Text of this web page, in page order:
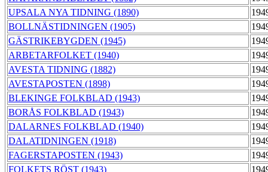
UPSALA NYA TIDNING (1890)
BOLLNÄSTIDNINGEN (1905)
GÄSTRIKEBYGDEN (1945)
ARBETARFOLKET (1940)
AVESTA TIDNING (1882)
AVESTAPOSTEN (1898)
BLEKINGE FOLKBLAD (1943)
BORÅS FOLKBLAD (1943)
DALARNES FOLKBLAD (1940)
DALATIDNINGEN (1918)
FAGERSTAPOSTEN (1943)
FOLKETS RÖST (1943)